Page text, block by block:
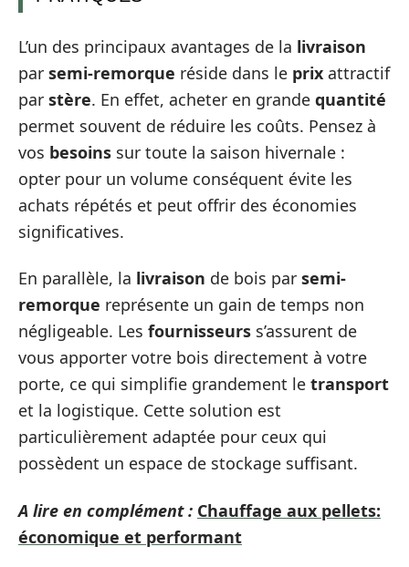
L’un des principaux avantages de la livraison
par semi-remorque réside dans le prix attractif
par stère. En effet, acheter en grande quantité
permet souvent de réduire les coûts. Pensez à
vos besoins sur toute la saison hivernale :
opter pour un volume conséquent évite les
achats répétés et peut offrir des économies
significatives.
En parallèle, la livraison de bois par semi-
remorque représente un gain de temps non
négligeable. Les fournisseurs s’assurent de
vous apporter votre bois directement à votre
porte, ce qui simplifie grandement le transport
et la logistique. Cette solution est
particulièrement adaptée pour ceux qui
possèdent un espace de stockage suffisant.
A lire en complément : Chauffage aux pellets:
économique et performant